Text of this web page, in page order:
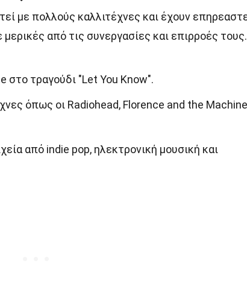
με πολλούς καλλιτέχνες και έχουν
από τις συνεργασίες και επιρροές τους.
στο τραγούδι "Let You Know".
όπως οι Radiohead, Florence and the Machine
από indie pop, ηλεκτρονική μουσική και